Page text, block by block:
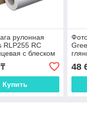
рулонная
RLP255 RC
с блеском
Купить
м2
48